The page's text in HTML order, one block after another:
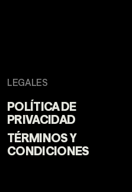
LEGALES
POLÍTICA DE
PRIVACIDAD
TÉRMINOS Y
CONDICIONES